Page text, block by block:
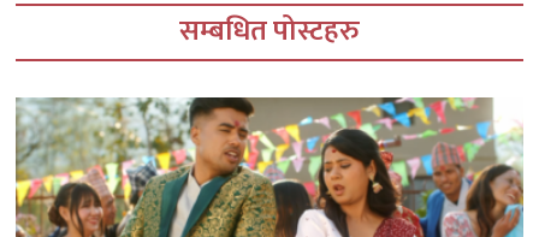
सम्बधित पोस्टहरु